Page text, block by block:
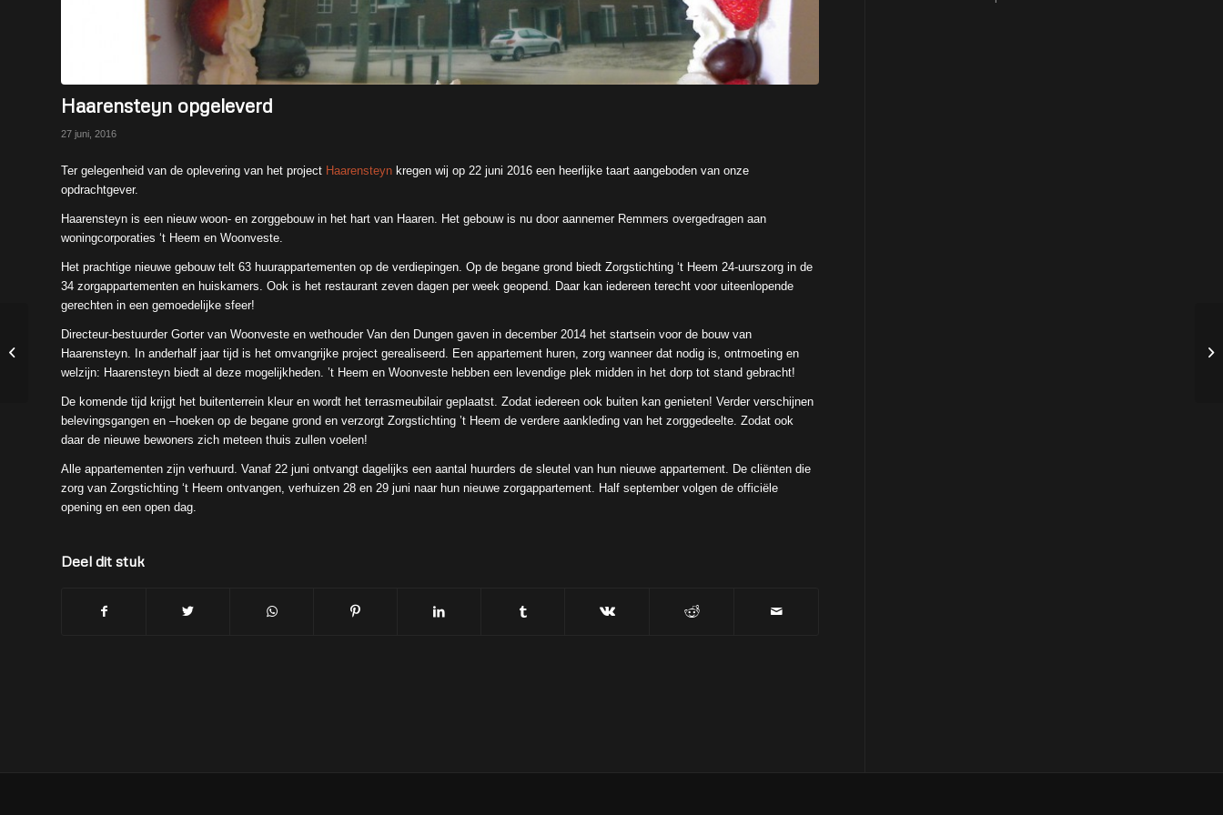
Haarensteyn opgeleverd
27 juni, 2016
Ter gelegenheid van de oplevering van het project Haarensteyn kregen wij op 22 juni 2016 een heerlijke taart aangeboden van onze
opdrachtgever.
Haarensteyn is een nieuw woon- en zorggebouw in het hart van Haaren. Het gebouw is nu door aannemer Remmers overgedragen aan
woningcorporaties ‘t Heem en Woonveste.
Het prachtige nieuwe gebouw telt 63 huurappartementen op de verdiepingen. Op de begane grond biedt Zorgstichting ‘t Heem 24-uurszorg in de
34 zorgappartementen en huiskamers. Ook is het restaurant zeven dagen per week geopend. Daar kan iedereen terecht voor uiteenlopende
gerechten in een gemoedelijke sfeer!
Directeur-bestuurder Gorter van Woonveste en wethouder Van den Dungen gaven in december 2014 het startsein voor de bouw van
Haarensteyn. In anderhalf jaar tijd is het omvangrijke project gerealiseerd. Een appartement huren, zorg wanneer dat nodig is, ontmoeting en
welzijn: Haarensteyn biedt al deze mogelijkheden. ’t Heem en Woonveste hebben een levendige plek midden in het dorp tot stand gebracht!
De komende tijd krijgt het buitenterrein kleur en wordt het terrasmeubilair geplaatst. Zodat iedereen ook buiten kan genieten! Verder verschijnen
belevingsgangen en –hoeken op de begane grond en verzorgt Zorgstichting ’t Heem de verdere aankleding van het zorggedeelte. Zodat ook
daar de nieuwe bewoners zich meteen thuis zullen voelen!
Alle appartementen zijn verhuurd. Vanaf 22 juni ontvangt dagelijks een aantal huurders de sleutel van hun nieuwe appartement. De cliënten die
zorg van Zorgstichting ‘t Heem ontvangen, verhuizen 28 en 29 juni naar hun nieuwe zorgappartement. Half september volgen de officiële
opening en een open dag.
Deel dit stuk